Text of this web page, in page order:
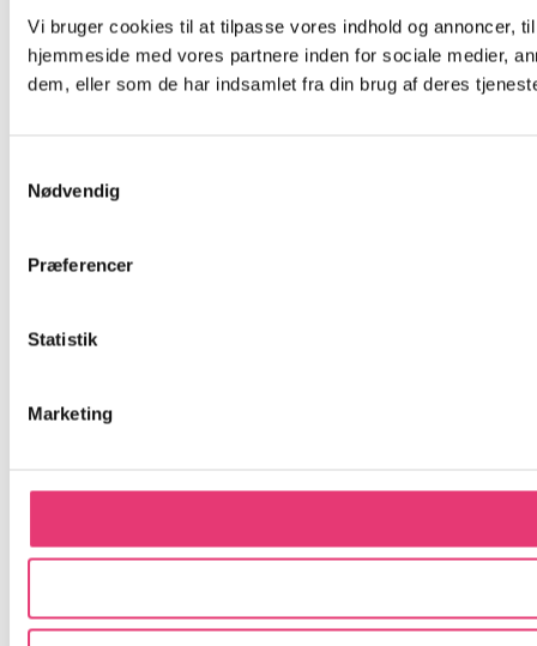
Vi bruger cookies til at tilpasse vores indhold og annoncer,
hjemmeside med vores partnere inden for sociale medier,
dem, eller som de har indsamlet fra din brug af deres
Nødvendig
Præferencer
Statistik
Marketing